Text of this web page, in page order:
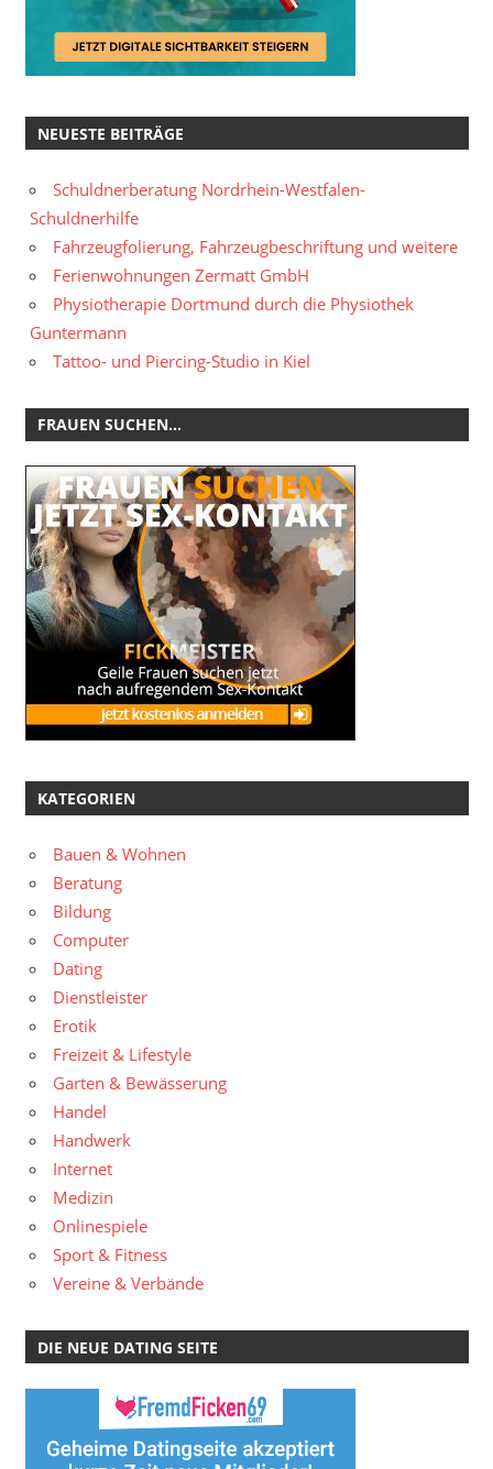
NEUESTE BEITRÄGE
Schuldnerberatung Nordrhein-Westfalen-
Schuldnerhilfe
Fahrzeugfolierung, Fahrzeugbeschriftung und weitere
Ferienwohnungen Zermatt GmbH
Physiotherapie Dortmund durch die Physiothek
Guntermann
Tattoo- und Piercing-Studio in Kiel
FRAUEN SUCHEN…
KATEGORIEN
Bauen & Wohnen
Beratung
Bildung
Computer
Dating
Dienstleister
Erotik
Freizeit & Lifestyle
Garten & Bewässerung
Handel
Handwerk
Internet
Medizin
Onlinespiele
Sport & Fitness
Vereine & Verbände
DIE NEUE DATING SEITE